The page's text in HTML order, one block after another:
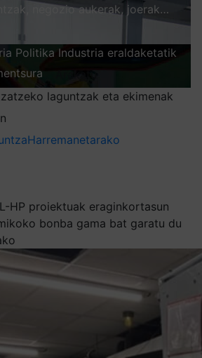
negozio aukerak, joerak…
Politika Industria eraldaketatik
laguntzak eta ekimenak
Harremanetarako
HP proiektuak eraginkortasun
bonba gama bat garatu du